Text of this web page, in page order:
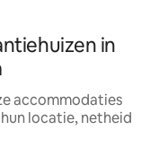
in
accommodaties
locatie, netheid